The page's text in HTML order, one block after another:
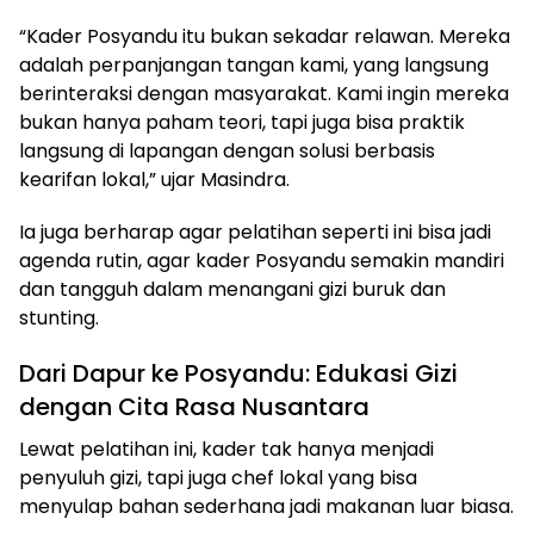
“Kader Posyandu itu bukan sekadar relawan. Mereka
adalah perpanjangan tangan kami, yang langsung
berinteraksi dengan masyarakat. Kami ingin mereka
bukan hanya paham teori, tapi juga bisa praktik
langsung di lapangan dengan solusi berbasis
kearifan lokal,” ujar Masindra.
Ia juga berharap agar pelatihan seperti ini bisa jadi
agenda rutin, agar kader Posyandu semakin mandiri
dan tangguh dalam menangani gizi buruk dan
stunting.
Dari Dapur ke Posyandu: Edukasi Gizi
dengan Cita Rasa Nusantara
Lewat pelatihan ini, kader tak hanya menjadi
penyuluh gizi, tapi juga chef lokal yang bisa
menyulap bahan sederhana jadi makanan luar biasa.